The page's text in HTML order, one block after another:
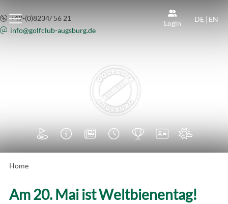
Login DE | EN
+49-(0)8234/ 56 21
info@golfclub-augsburg.de
      
Home
Am 20. Mai ist Weltbienentag!